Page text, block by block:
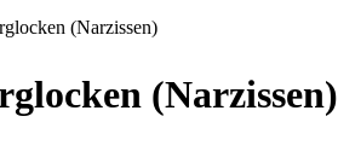
(Narzissen)
(Narzissen)